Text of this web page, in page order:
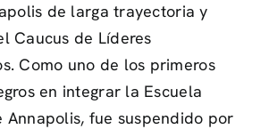
de larga trayectoria y
Caucus de Líderes
Como uno de los primeros
en integrar la Escuela
Annapolis, fue suspendido por